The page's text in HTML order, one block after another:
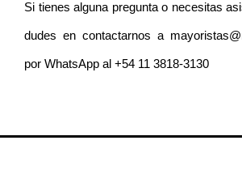
Si tienes alguna pregunta o necesitas
dudes en contactarnos a
por WhatsApp al +54 11 3818-3130